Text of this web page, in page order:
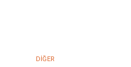
DIĞER